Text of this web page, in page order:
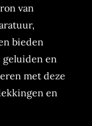
van
bieden
geluiden en
met deze
en